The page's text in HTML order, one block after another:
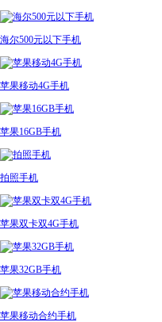
海尔500元以下手机
苹果移动4G手机
苹果16GB手机
拍照手机
苹果双卡双4G手机
苹果32GB手机
苹果移动合约手机